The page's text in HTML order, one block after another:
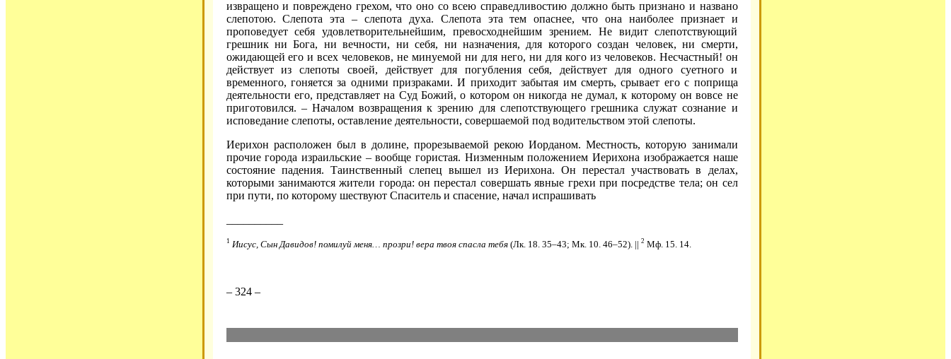
извращено и повреждено грехом, что оно со всею справедливостию должно быть признано и названо
слепотою. Слепота эта – слепота духа. Слепота эта тем опаснее, что она наиболее признает и
проповедует себя удовлетворительнейшим, превосходнейшим зрением. Не видит слепотствующий
грешник ни Бога, ни вечности, ни себя, ни назначения, для которого создан человек, ни смерти,
ожидающей его и всех человеков, не минуемой ни для него, ни для кого из человеков. Несчастный! он
действует из слепоты своей, действует для погубления себя, действует для одного суетного и
временного, гоняется за одними призраками. И приходит забытая им смерть, срывает его с поприща
деятельности его, представляет на Суд Божий, о котором он никогда не думал, к которому он вовсе не
приготовился. – Началом возвращения к зрению для слепотствующего грешника служат сознание и
исповедание слепоты, оставление деятельности, совершаемой под водительством этой слепоты.
Иерихон расположен был в долине, прорезываемой рекою Иорданом. Местность, которую занимали
прочие города израильские – вообще гористая. Низменным положением Иерихона изображается наше
состояние падения. Таинственный слепец вышел из Иерихона. Он перестал участвовать в делах,
которыми занимаются жители города: он перестал совершать явные грехи при посредстве тела; он сел
при пути, по которому шествуют Спаситель и спасение, начал испрашивать
1 Иисус, Сын Давидов! помилуй меня… прозри! вера твоя спасла тебя(Лк. 18. 35–43; Мк. 10. 46–52). || 2 Мф. 15. 14.
– 324 –